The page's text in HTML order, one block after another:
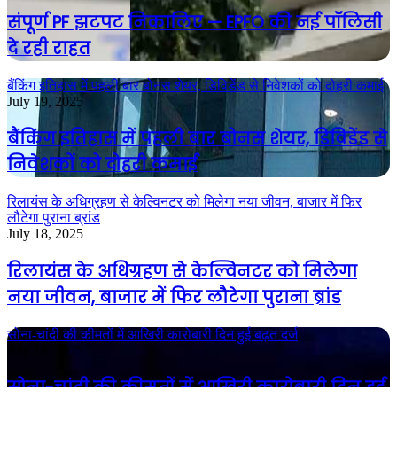
संपूर्ण PF झटपट निकालिए — EPFO की नई पॉलिसी
दे रही राहत
बैंकिंग इतिहास में पहली बार बोनस शेयर, डिविडेंड से निवेशकों को दोहरी कमाई
July 19, 2025
बैंकिंग इतिहास में पहली बार बोनस शेयर, डिविडेंड से
निवेशकों को दोहरी कमाई
रिलायंस के अधिग्रहण से केल्विनटर को मिलेगा नया जीवन, बाजार में फिर
लौटेगा पुराना ब्रांड
July 18, 2025
रिलायंस के अधिग्रहण से केल्विनटर को मिलेगा
नया जीवन, बाजार में फिर लौटेगा पुराना ब्रांड
सोना-चांदी की कीमतों में आखिरी कारोबारी दिन हुई बढ़त दर्ज
July 18, 2025
सोना-चांदी की कीमतों में आखिरी कारोबारी दिन हुई